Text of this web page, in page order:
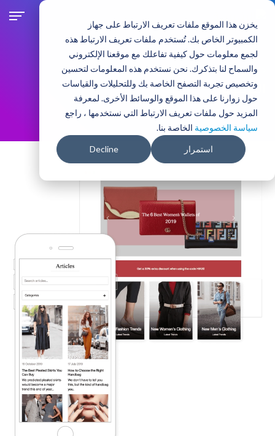
يخزن هذا الموقع ملفات تعريف الارتباط على جهاز
الكمبيوتر الخاص بك. تُستخدم ملفات تعريف الارتباط هذه
لجمع معلومات حول كيفية تفاعلك مع موقعنا الإلكتروني
والسماح لنا بتذكرك. نحن نستخدم هذه المعلومات لتحسين
وتخصيص تجربة التصفح الخاصة بك وللتحليلات والقياسات
حول زوارنا على هذا الموقع والوسائط الأخرى. لمعرفة
المزيد حول ملفات تعريف الارتباط التي نستخدمها ، راجع
سياسة الخصوصية الخاصة بنا.
استمرار Decline
ج
ز
إ
ل
ى
ا
و
ا
ي
س
حلول الأعمال حسب القطاع:
التسوق